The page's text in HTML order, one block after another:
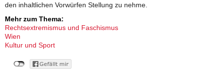
den inhaltlichen Vorwürfen Stellung zu nehme.
Mehr zum Thema:
Rechtsextremismus und Faschismus
Wien
Kultur und Sport